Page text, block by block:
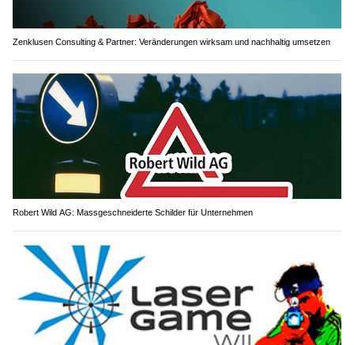
Zenklusen Consulting & Partner: Veränderungen wirksam und nachhaltig umsetzen
Robert Wild AG: Massgeschneiderte Schilder für Unternehmen